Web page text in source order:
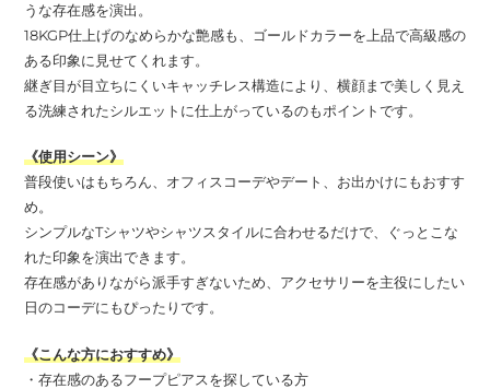
うな存在感を演出。
18KGP仕上げのなめらかな艶感も、ゴールドカラーを上品で高級感の
ある印象に見せてくれます。
継ぎ目が目立ちにくいキャッチレス構造により、横顔まで美しく見え
る洗練されたシルエットに仕上がっているのもポイントです。
《使用シーン》
普段使いはもちろん、オフィスコーデやデート、お出かけにもおすす
め。
シンプルなTシャツやシャツスタイルに合わせるだけで、ぐっとこな
れた印象を演出できます。
存在感がありながら派手すぎないため、アクセサリーを主役にしたい
日のコーデにもぴったりです。
《こんな方におすすめ》
・存在感のあるフープピアスを探している方